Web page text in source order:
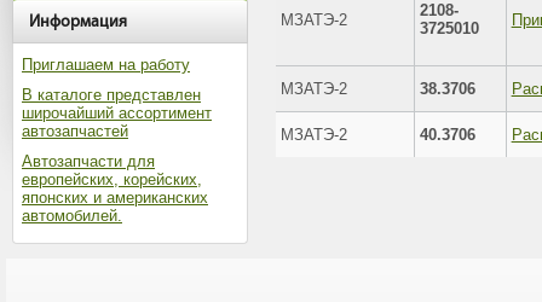
Информация
Приглашаем на работу
В каталоге представлен
широчайший ассортимент
автозапчастей
Автозапчасти для
европейских, корейских,
японских и американских
автомобилей.
МЗАТЭ-2
2108-
3725010
МЗАТЭ-2 38.3706
МЗАТЭ-2 40.3706